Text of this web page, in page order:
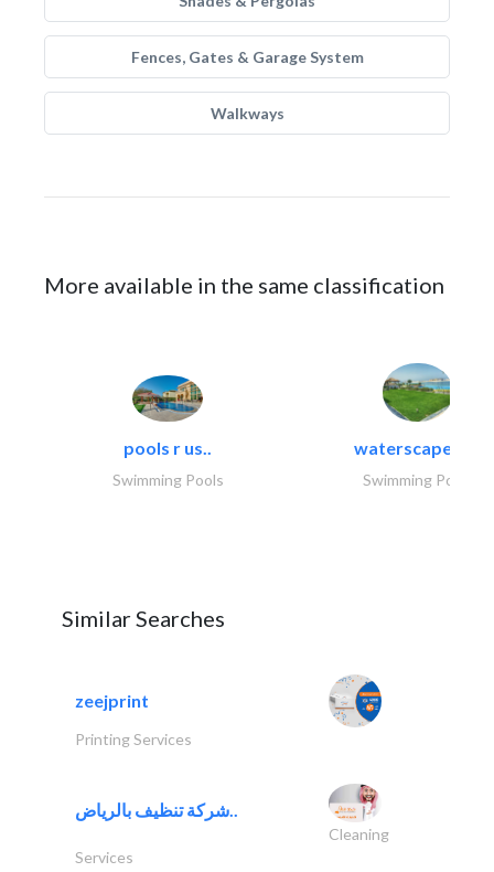
Fences, Gates & Garage System
Walkways
More available in the same classification
pools r us..
Swimming Pools
waterscapes llc
Swimming Pools
Similar Searches
zeejprint
Printing Services
شركة تنظيف بالرياض..
Cleaning
Services